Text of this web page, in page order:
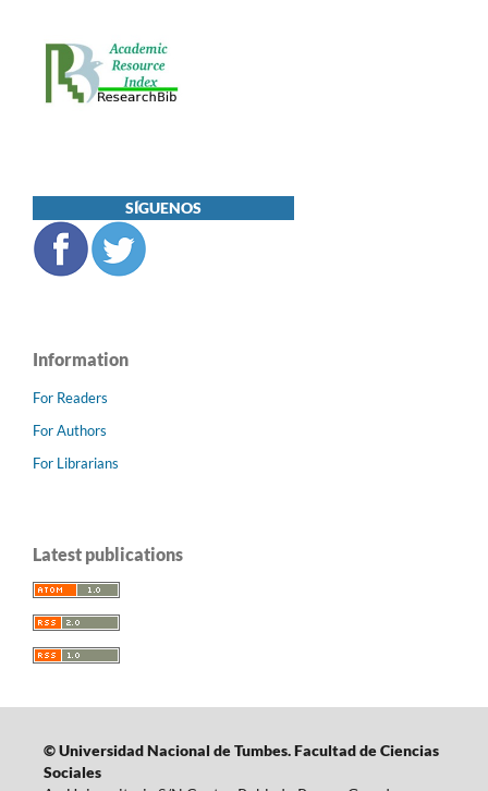
SÍGUENOS
Information
For Readers
For Authors
For Librarians
Latest publications
©Universidad Nacional de Tumbes.Facultad de Ciencias
Sociales